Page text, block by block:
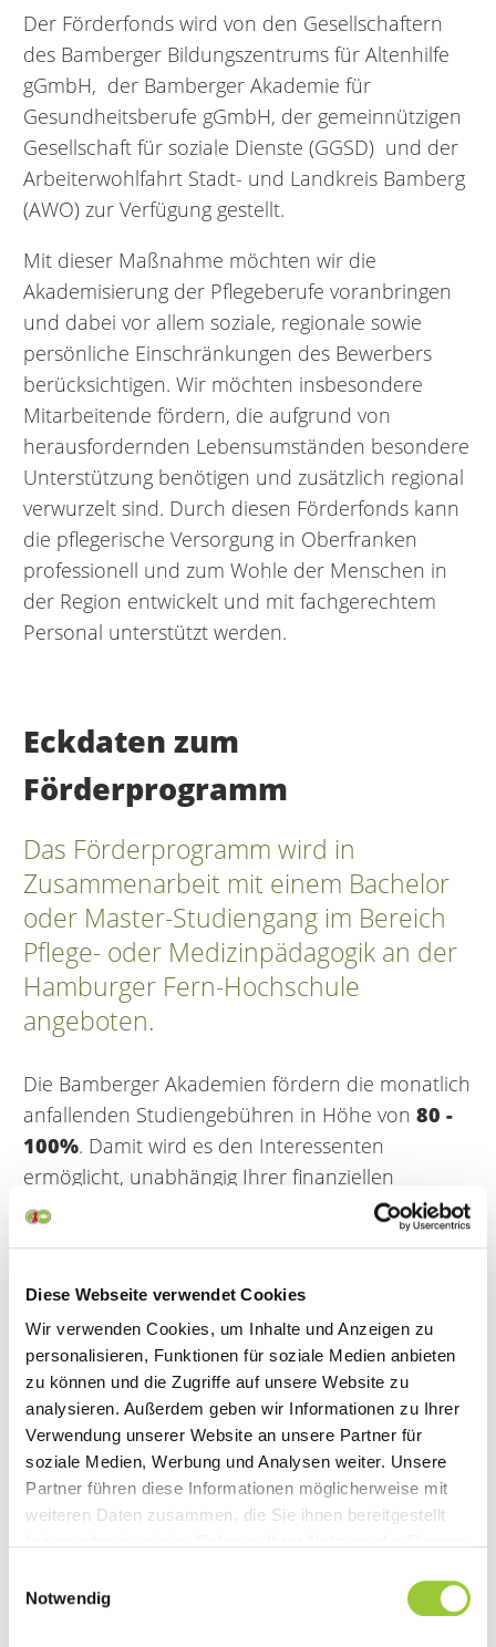
Diese Webseite verwendet Cookies
Wir verwenden Cookies, um Inhalte und Anzeigen zu
personalisieren, Funktionen für soziale Medien anbieten
zu können und die Zugriffe auf unsere Website zu
analysieren. Außerdem geben wir Informationen zu Ihrer
Verwendung unserer Website an unsere Partner für
soziale Medien, Werbung und Analysen weiter. Unsere
Partner führen diese Informationen möglicherweise mit
weiteren Daten zusammen, die Sie ihnen bereitgestellt
Cookies, wenn Sie unsere Webseite weiterhin nutzen.
Notwendig
Der Förderfonds wird von den Gesellschaftern
des Bamberger Bildungszentrums für Altenhilfe
gGmbH, der Bamberger Akademie für
Gesundheitsberufe gGmbH, der gemeinnützigen
Gesellschaft für soziale Dienste (GGSD) und der
Arbeiterwohlfahrt Stadt- und Landkreis Bamberg
(AWO) zur Verfügung gestellt.
Mit dieser Maßnahme möchten wir die
Akademisierung der Pflegeberufe voranbringen
und dabei vor allem soziale, regionale sowie
persönliche Einschränkungen des Bewerbers
berücksichtigen. Wir möchten insbesondere
Mitarbeitende fördern, die aufgrund von
herausfordernden Lebensumständen besondere
Unterstützung benötigen und zusätzlich regional
verwurzelt sind. Durch diesen Förderfonds kann
die pflegerische Versorgung in Oberfranken
professionell und zum Wohle der Menschen in
der Region entwickelt und mit fachgerechtem
Personal unterstützt werden.
Eckdaten zum
Förderprogramm
Das Förderprogramm wird in
Zusammenarbeit mit einem Bachelor
oder Master-Studiengang im Bereich
Pflege- oder Medizinpädagogik an der
Hamburger Fern-Hochschule
angeboten.
Die Bamberger Akademien fördern die monatlich
anfallenden Studiengebühren in Höhe von 80 -
100%. Damit wird es den Interessenten
ermöglicht, unabhängig Ihrer finanziellen
Möglichkeiten, einen weiterqualifizierenden
Mitarbeitenden vor Beginn des Studiums
festgelegt und im Rahmen einer
Qualifizierungsvereinbarung vereinbart.
Neben den Voraussetzungen der Hochschule
muss der Anwärter die für die Förderung
bestimmten Auswahlkriterien erfüllen.
Ein Stipendium wird nicht vergeben, wenn der
durch eine der in § 1 Absatz 3 StipG